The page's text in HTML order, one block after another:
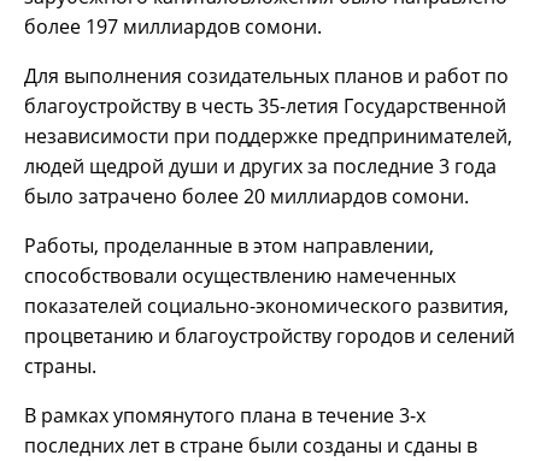
более 197 миллиардов сомони.
Для выполнения созидательных планов и работ по
благоустройству в честь 35-летия Государственной
независимости при поддержке предпринимателей,
людей щедрой души и других за последние 3 года
было затрачено более 20 миллиардов сомони.
Работы, проделанные в этом направлении,
способствовали осуществлению намеченных
показателей социально-экономического развития,
процветанию и благоустройству городов и селений
страны.
В рамках упомянутого плана в течение 3-х
последних лет в стране были созданы и сданы в